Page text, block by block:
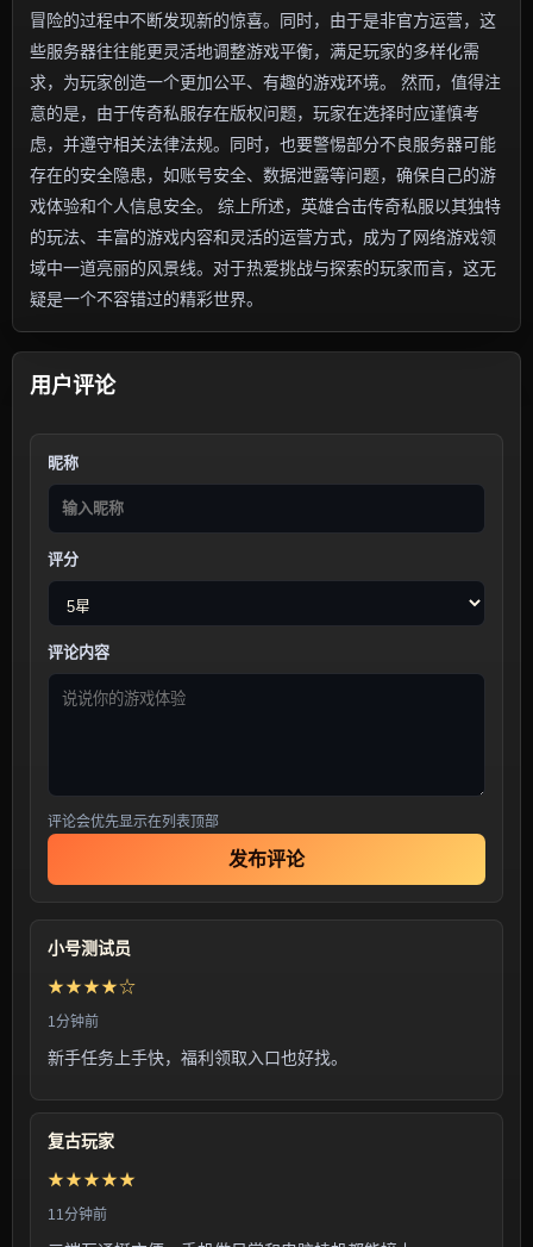
冒险的过程中不断发现新的惊喜。同时，由于是非官方运营，这
些服务器往往能更灵活地调整游戏平衡，满足玩家的多样化需
求，为玩家创造一个更加公平、有趣的游戏环境。 然而，值得注
意的是，由于传奇私服存在版权问题，玩家在选择时应谨慎考
虑，并遵守相关法律法规。同时，也要警惕部分不良服务器可能
存在的安全隐患，如账号安全、数据泄露等问题，确保自己的游
戏体验和个人信息安全。 综上所述，英雄合击传奇私服以其独特
的玩法、丰富的游戏内容和灵活的运营方式，成为了网络游戏领
域中一道亮丽的风景线。对于热爱挑战与探索的玩家而言，这无
疑是一个不容错过的精彩世界。
用户评论
昵称
评分
评论内容
评论会优先显示在列表顶部
发布评论
小号测试员
★★★★☆
1分钟前
新手任务上手快，福利领取入口也好找。
复古玩家
★★★★★
11分钟前